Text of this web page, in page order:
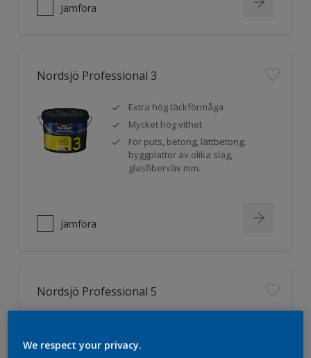
Jämföra
Nordsjö Professional 3
Extra hög täckförmåga
Mycket hög vithet
För puts, betong, lättbetong,
byggplattor av olika slag,
glasfiberväv mm.
Jämföra
Nordsjö Professional 5
Utvecklad för yrkesmålare
We respect your privacy.